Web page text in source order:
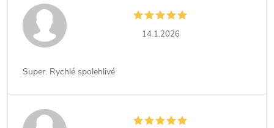
14.1.2026
Super. Rychlé spolehlivé